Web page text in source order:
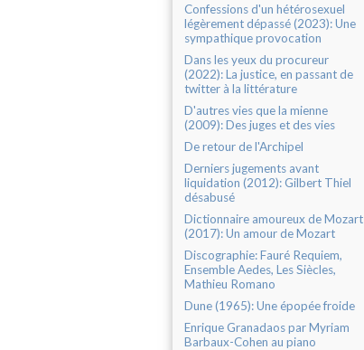
Confessions d'un hétérosexuel
légèrement dépassé (2023): Une
sympathique provocation
Dans les yeux du procureur
(2022): La justice, en passant de
twitter à la littérature
D'autres vies que la mienne
(2009): Des juges et des vies
De retour de l'Archipel
Derniers jugements avant
liquidation (2012): Gilbert Thiel
désabusé
Dictionnaire amoureux de Mozart
(2017): Un amour de Mozart
Discographie: Fauré Requiem,
Ensemble Aedes, Les Siècles,
Mathieu Romano
Dune (1965): Une épopée froide
Enrique Granadaos par Myriam
Barbaux-Cohen au piano